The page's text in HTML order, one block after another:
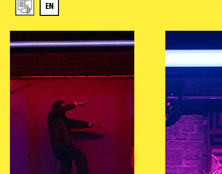
Réserver en ligne
Mon compte
Votre venue
Newsletter
EN